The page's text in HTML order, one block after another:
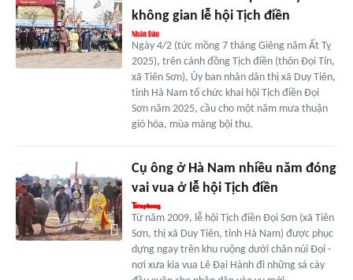
không gian lễ hội Tịch điền
Ngày 4/2 (tức mồng 7 tháng Giêng năm Ất Tỵ
2025), trên cánh đồng Tịch điền (thôn Đọi Tín,
xã Tiên Sơn), Ủy ban nhân dân thị xã Duy Tiên,
tỉnh Hà Nam tổ chức khai hội Tịch điền Đọi
Sơn năm 2025, cầu cho một năm mưa thuận
gió hòa, mùa màng bội thu.
Cụ ông ở Hà Nam nhiều năm đóng
vai vua ở lễ hội Tịch điền
Từ năm 2009, lễ hội Tịch điền Đọi Sơn (xã Tiên
Sơn, thị xã Duy Tiên, tỉnh Hà Nam) được phục
dựng ngay trên khu ruộng dưới chân núi Đọi -
nơi xưa kia vua Lê Đại Hành đi những sá cày